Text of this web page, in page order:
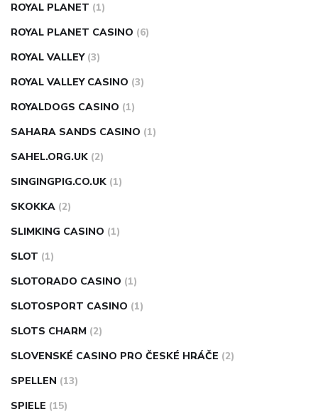
ROYAL PLANET (1)
ROYAL PLANET CASINO (6)
ROYAL VALLEY (3)
ROYAL VALLEY CASINO (3)
ROYALDOGS CASINO (1)
SAHARA SANDS CASINO (1)
SAHEL.ORG.UK (2)
SINGINGPIG.CO.UK (1)
SKOKKA (2)
SLIMKING CASINO (1)
SLOT (1)
SLOTORADO CASINO (1)
SLOTOSPORT CASINO (1)
SLOTS CHARM (2)
SLOVENSKÉ CASINO PRO ČESKÉ HRÁČE (2)
SPELLEN (13)
SPIELE (15)